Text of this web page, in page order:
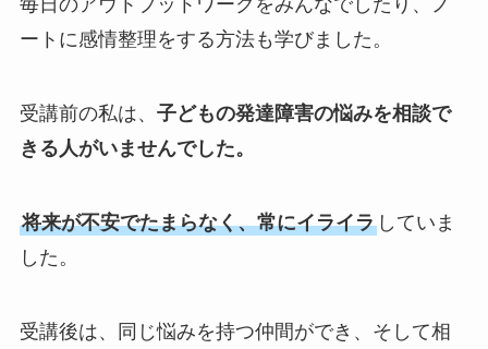
毎日のアウトプットワークをみんなでしたり、ノ
ートに感情整理をする方法も学びました。
受講前の私は、 子どもの発達障害の悩みを相談で
きる人がいませんでした。
将来が不安でたまらなく、常にイライラしていま
した。
受講後は、同じ悩みを持つ仲間ができ、そして相